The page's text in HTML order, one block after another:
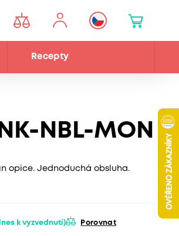
Recepty
NBL-MON
opice. Jednoduchá obsluha.
k vyzvednutí) Porovnat